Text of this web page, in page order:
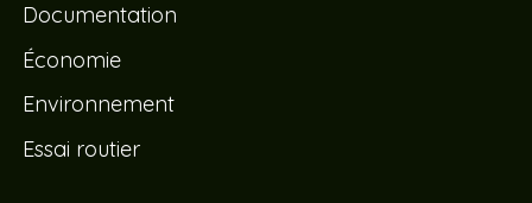
Documentation
Économie
Environnement
Essai routier